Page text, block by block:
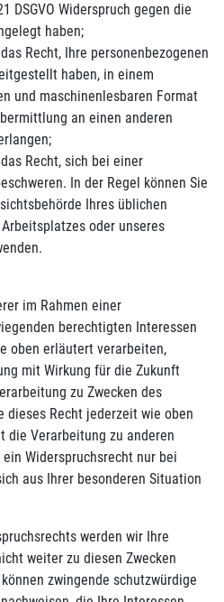
DSGVO Widerspruch gegen die
haben;
Recht, Ihre personenbezogenen
haben, in einem
und maschinenlesbaren Format
an einen anderen
Recht, sich bei einer
In der Regel können Sie
Ihres üblichen
oder unseres
im Rahmen einer
berechtigten Interessen
oben erläutert verarbeiten,
mit Wirkung für die Zukunft
zu Zwecken des
dieses Recht jederzeit wie oben
die Verarbeitung zu anderen
Widerspruchsrecht nur bei
aus Ihrer besonderen Situation
werden wir Ihre
weiter zu diesen Zwecken
zwingende schutzwürdige